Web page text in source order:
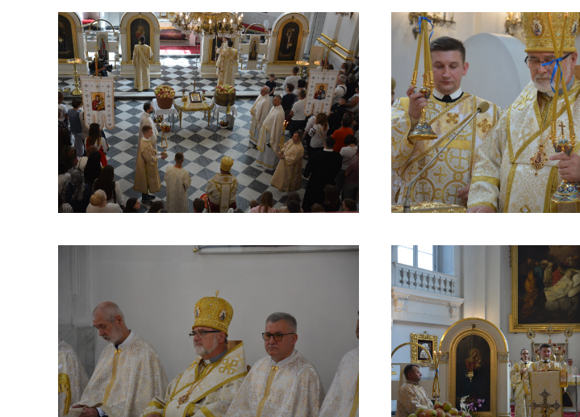
ЗБІЛЬШИТИ ЗБІЛЬШИТИ
ЗБІЛЬШИТИ ЗБІЛЬШИТИ